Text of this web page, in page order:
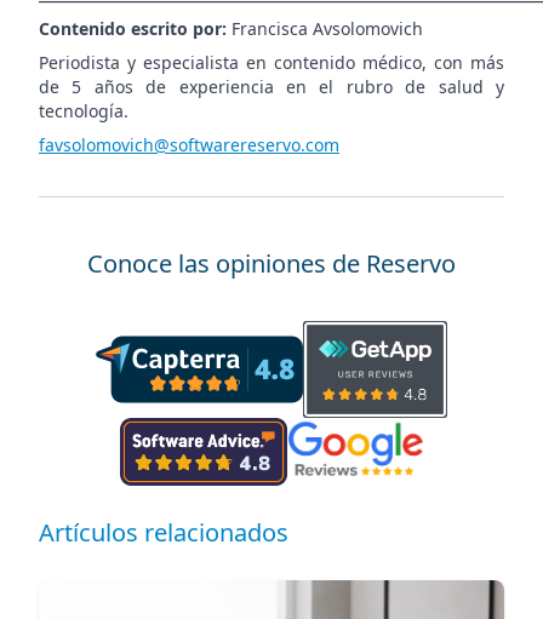
Contenido escrito por: Francisca Avsolomovich
Periodista y especialista en contenido médico, con más
de 5 años de experiencia en el rubro de salud y
tecnología.
favsolomovich@softwarereservo.com
Conoce las opiniones de Reservo
Artículos relacionados